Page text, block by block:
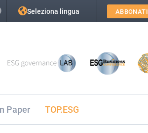
Seleziona lingua ABBONATI
Paper TOP.ESG